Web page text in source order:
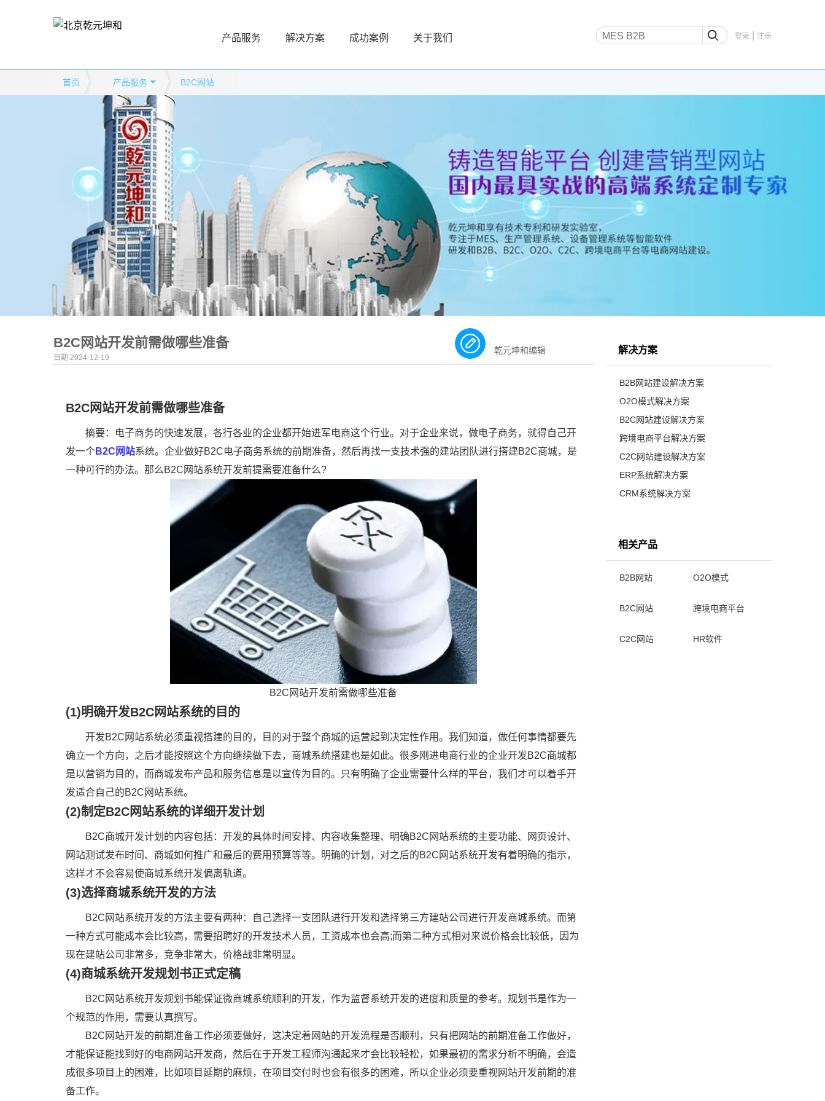
产品服务 解决方案 成功案例 关于我们 登录 注册
首页 产品服务 B2C网站
B2C网站开发前需做哪些准备
日期:2024-12-19
乾元坤和编辑
B2C网站开发前需做哪些准备
摘要：电子商务的快速发展，各行各业的企业都开始进军电商这个行业。对于企业来说，做电子商务，就得自己开
发一个B2C网站系统。企业做好B2C电子商务系统的前期准备，然后再找一支技术强的建站团队进行搭建B2C商城，是
一种可行的办法。那么B2C网站系统开发前提需要准备什么?
B2C网站开发前需做哪些准备
(1)明确开发B2C网站系统的目的
开发B2C网站系统必须重视搭建的目的，目的对于整个商城的运营起到决定性作用。我们知道，做任何事情都要先
确立一个方向，之后才能按照这个方向继续做下去，商城系统搭建也是如此。很多刚进电商行业的企业开发B2C商城都
是以营销为目的，而商城发布产品和服务信息是以宣传为目的。只有明确了企业需要什么样的平台，我们才可以着手开
发适合自己的B2C网站系统。
(2)制定B2C网站系统的详细开发计划
B2C商城开发计划的内容包括：开发的具体时间安排、内容收集整理、明确B2C网站系统的主要功能、网页设计、
网站测试发布时间、商城如何推广和最后的费用预算等等。明确的计划，对之后的B2C网站系统开发有着明确的指示，
这样才不会容易使商城系统开发偏离轨道。
(3)选择商城系统开发的方法
B2C网站系统开发的方法主要有两种：自己选择一支团队进行开发和选择第三方建站公司进行开发商城系统。而第
一种方式可能成本会比较高，需要招聘好的开发技术人员，工资成本也会高;而第二种方式相对来说价格会比较低，因为
现在建站公司非常多，竞争非常大，价格战非常明显。
(4)商城系统开发规划书正式定稿
B2C网站系统开发规划书能保证微商城系统顺利的开发，作为监督系统开发的进度和质量的参考。规划书是作为一
个规范的作用，需要认真撰写。
B2C网站开发的前期准备工作必须要做好，这决定着网站的开发流程是否顺利，只有把网站的前期准备工作做好，
才能保证能找到好的电商网站开发商，然后在于开发工程师沟通起来才会比较轻松，如果最初的需求分析不明确，会造
成很多项目上的困难，比如项目延期的麻烦，在项目交付时也会有很多的困难，所以企业必须要重视网站开发前期的准
备工作。
解决方案
B2B网站建设解决方案
O2O模式解决方案
B2C网站建设解决方案
跨境电商平台解决方案
C2C网站建设解决方案
ERP系统解决方案
CRM系统解决方案
相关产品
B2B网站 O2O模式
B2C网站 跨境电商平台
C2C网站 HR软件